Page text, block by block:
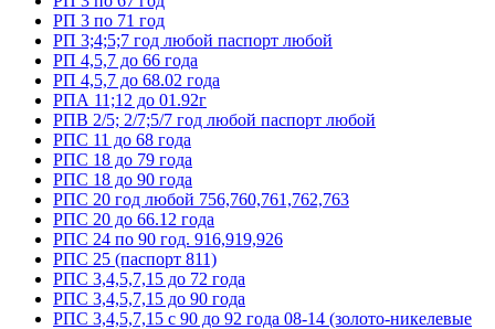
РП 3 по 71 год
РП 3;4;5;7 год любой паспорт любой
РП 4,5,7 до 66 года
РП 4,5,7 до 68.02 года
РПА 11;12 до 01.92г
РПВ 2/5; 2/7;5/7 год любой паспорт любой
РПС 11 до 68 года
РПС 18 до 79 года
РПС 18 до 90 года
РПС 20 год любой 756,760,761,762,763
РПС 20 до 66.12 года
РПС 24 по 90 год. 916,919,926
РПС 25 (паспорт 811)
РПС 3,4,5,7,15 до 72 года
РПС 3,4,5,7,15 до 90 года
РПС 3,4,5,7,15 с 90 до 92 года 08-14 (золото-никелевые